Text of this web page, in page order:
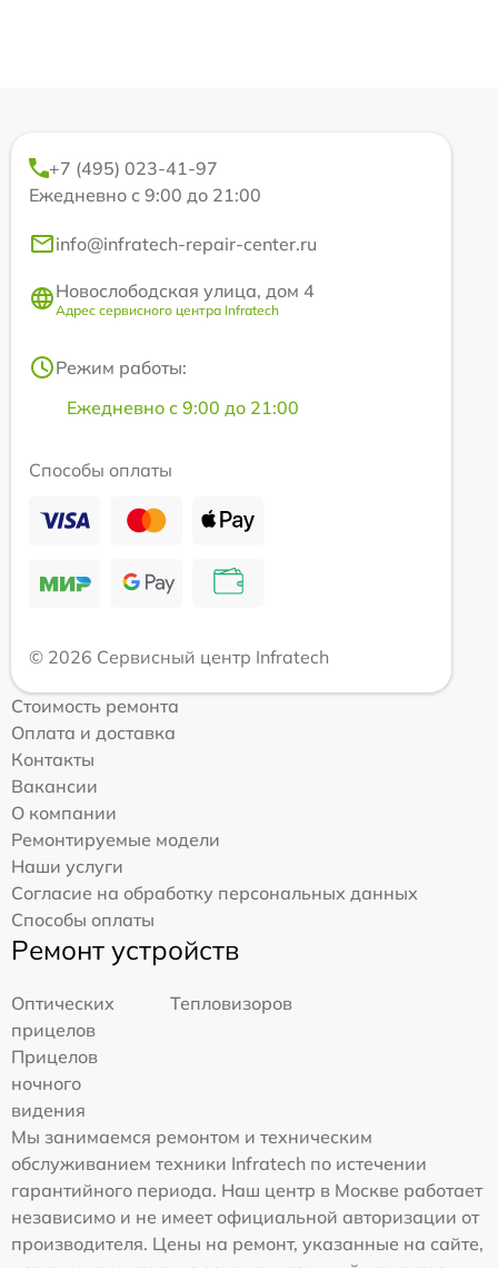
+7 (495) 023-41-97
Ежедневно с 9:00 до 21:00
info@infratech-repair-center.ru
Новослободская улица, дом 4
Адрес сервисного центра Infratech
Режим работы:
Ежедневно с 9:00 до 21:00
Способы оплаты
© 2026 Сервисный центр Infratech
Стоимость ремонта
Оплата и доставка
Контакты
Вакансии
О компании
Ремонтируемые модели
Наши услуги
Согласие на обработку персональных данных
Способы оплаты
Ремонт устройств
Оптических
прицелов
Тепловизоров
Прицелов
ночного
видения
Мы занимаемся ремонтом и техническим
обслуживанием техники Infratech по истечении
гарантийного периода. Наш центр в Москве работает
независимо и не имеет официальной авторизации от
производителя. Цены на ремонт, указанные на сайте,